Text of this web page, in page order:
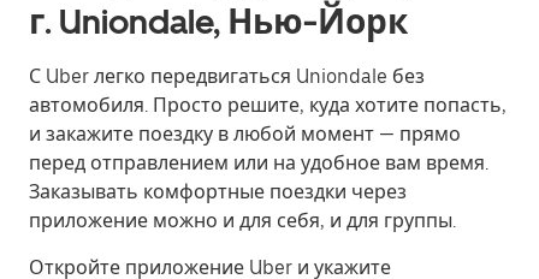
г. Uniondale, Нью-Йорк
С Uber легко передвигаться Uniondale без
автомобиля. Просто решите, куда хотите попасть,
и закажите поездку в любой момент — прямо
перед отправлением или на удобное вам время.
Заказывать комфортные поездки через
приложение можно и для себя, и для группы.
Откройте приложение Uber и укажите